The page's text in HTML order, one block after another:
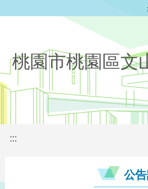
桃園市桃園區文
:::
公